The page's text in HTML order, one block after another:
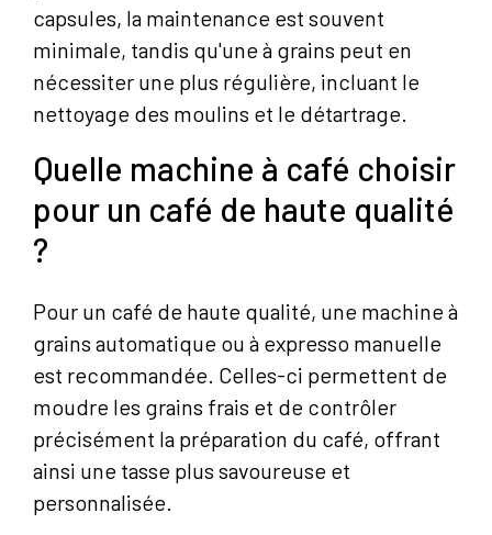
capsules, la maintenance est souvent
minimale, tandis qu'une à grains peut en
nécessiter une plus régulière, incluant le
nettoyage des moulins et le détartrage.
Quelle machine à café choisir
pour un café de haute qualité
?
Pour un café de haute qualité, une machine à
grains automatique ou à expresso manuelle
est recommandée. Celles-ci permettent de
moudre les grains frais et de contrôler
précisément la préparation du café, offrant
ainsi une tasse plus savoureuse et
personnalisée.